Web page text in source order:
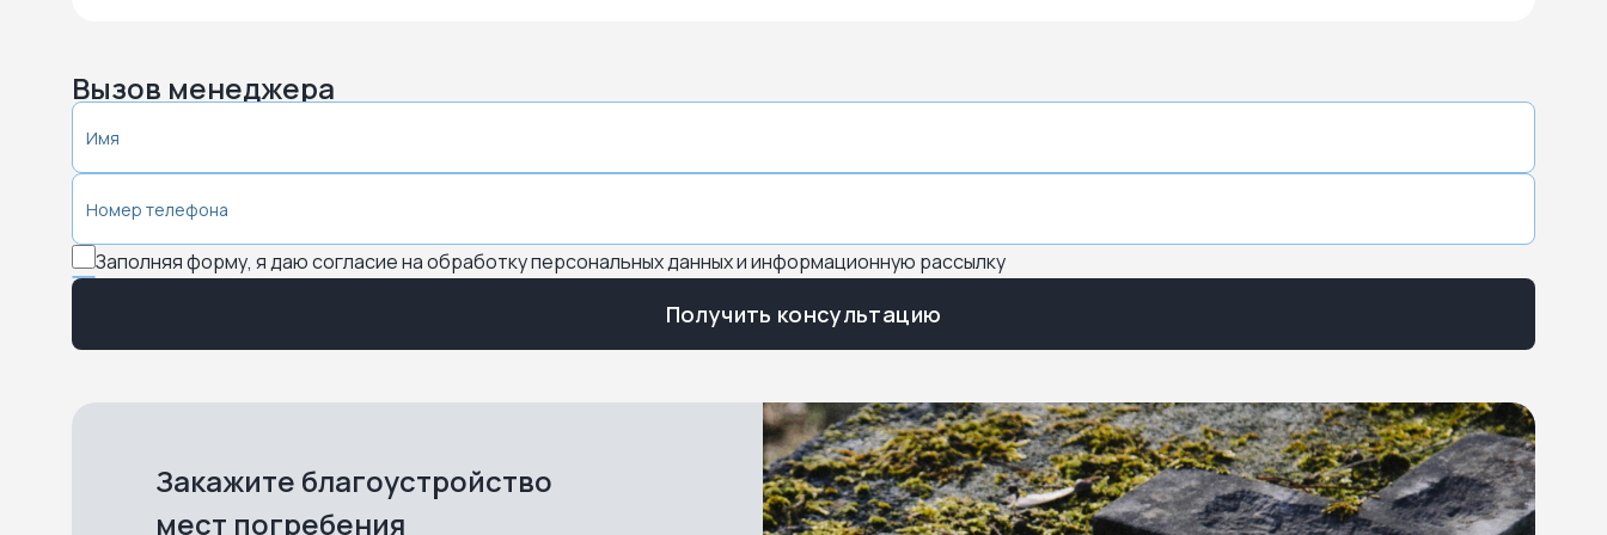
Вызов менеджера
Заполняя форму, я даю согласие на обработку персональных данных и информационную рассылку
Получить консультацию
Закажите благоустройство
мест погребения